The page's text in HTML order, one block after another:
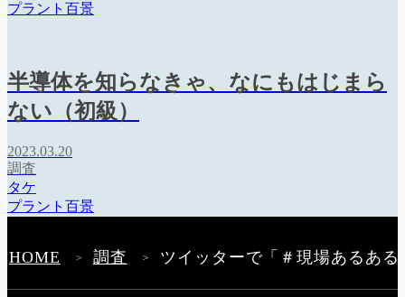
プラント百景
半導体を知らなきゃ、なにもはじまら
ない（初級）
2023.03.20
調査
タケ
プラント百景
HOME ＞ 調査 ＞ ツイッターで「＃現場あるあ